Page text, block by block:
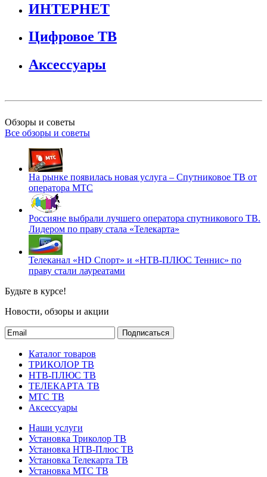
ИНТЕРНЕТ
Цифровое ТВ
Аксессуары
Обзоры и советы
Все обзоры и советы
На рынке появилась новая услуга – Спутниковое ТВ от
оператора МТС
Россияне выбрали лучшего оператора спутникового ТВ.
Лидером по праву стала «Телекарта»
Телеканал «HD Спорт» и «НТВ-ПЛЮС Теннис» по
праву стали лауреатами
Будьте в курсе!
Новости, обзоры и акции
Подписаться
Каталог товаров
ТРИКОЛОР ТВ
НТВ-ПЛЮС ТВ
ТЕЛЕКАРТА ТВ
МТС ТВ
Аксессуары
Наши услуги
Установка Триколор ТВ
Установка НТВ-Плюс ТВ
Установка Телекарта ТВ
Установка МТС ТВ